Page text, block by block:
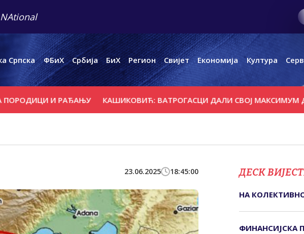
Српска ФБиХ Србија БиХ Регион Свијет Економија Култура
И РАЂАЊУ КАШИКОВИЋ: ВАТРОГАСЦИ ДАЛИ СВОЈ МАКСИМУМ ДА
23.06.2025 18:45:00 ДЕСК
НА
ФИНАНСИЈСКА